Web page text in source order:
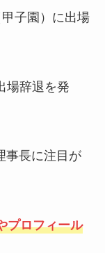
子園）に出場
場辞退を発
事長に注目が
プロフィール